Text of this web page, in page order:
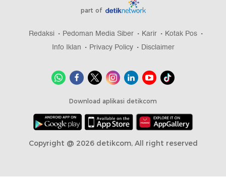
part of
Redaksi Pedoman Media Siber Karir
Kotak Pos
Info Iklan
Privacy Policy Disclaimer
Download aplikasi detikcom
Copyright @ 2026 detikcom, All right reserved